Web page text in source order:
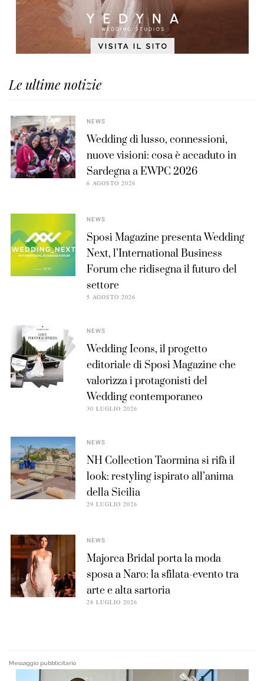
Le ultime notizie
NEWS
Wedding di lusso, connessioni,
nuove visioni: cosa è accaduto in
Sardegna a EWPC 2026
6 AGOSTO 2026
NEWS
Sposi Magazine presenta Wedding
Next, l’International Business
Forum che ridisegna il futuro del
settore
5 AGOSTO 2026
NEWS
Wedding Icons, il progetto
editoriale di Sposi Magazine che
valorizza i protagonisti del
Wedding contemporaneo
30 LUGLIO 2026
NEWS
NH Collection Taormina si rifà il
look: restyling ispirato all’anima
della Sicilia
29 LUGLIO 2026
NEWS
Majorca Bridal porta la moda
sposa a Naro: la sfilata-evento tra
arte e alta sartoria
28 LUGLIO 2026
Messaggio pubblicitario